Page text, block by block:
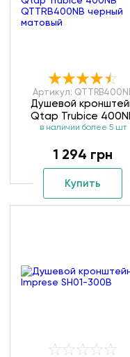
Артикул:
Душевой
Qtap Trubice
QTTRB400NB
в наличии более 5 шт
1 294 грн
Купить